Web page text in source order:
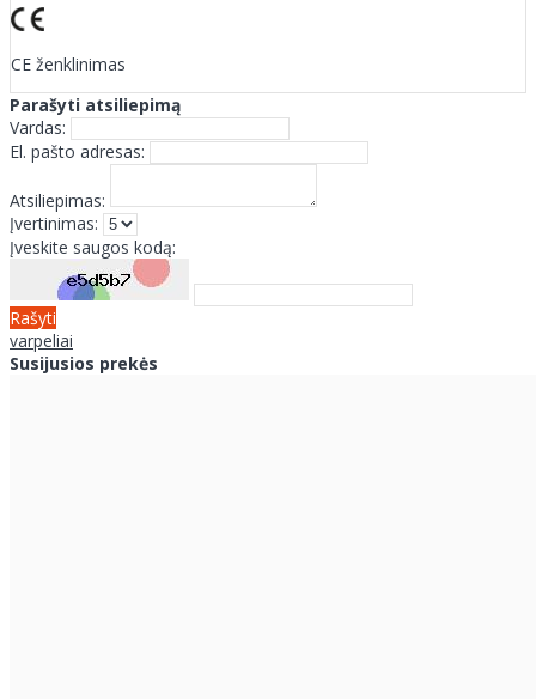
CE ženklinimas
Parašyti atsiliepimą
Vardas:
El. pašto adresas:
Atsiliepimas:
Įvertinimas:
Įveskite saugos kodą:
Rašyti
varpeliai
Susijusios prekės